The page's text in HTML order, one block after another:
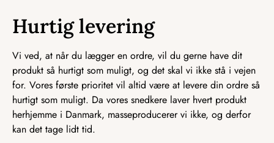
Hurtig levering
Vi ved, at når du lægger en ordre, vil du gerne have dit
produkt så hurtigt som muligt, og det skal vi ikke stå i vejen
for. Vores første prioritet vil altid være at levere din ordre så
hurtigt som muligt. Da vores snedkere laver hvert produkt
herhjemme i Danmark, masseproducerer vi ikke, og derfor
kan det tage lidt tid.